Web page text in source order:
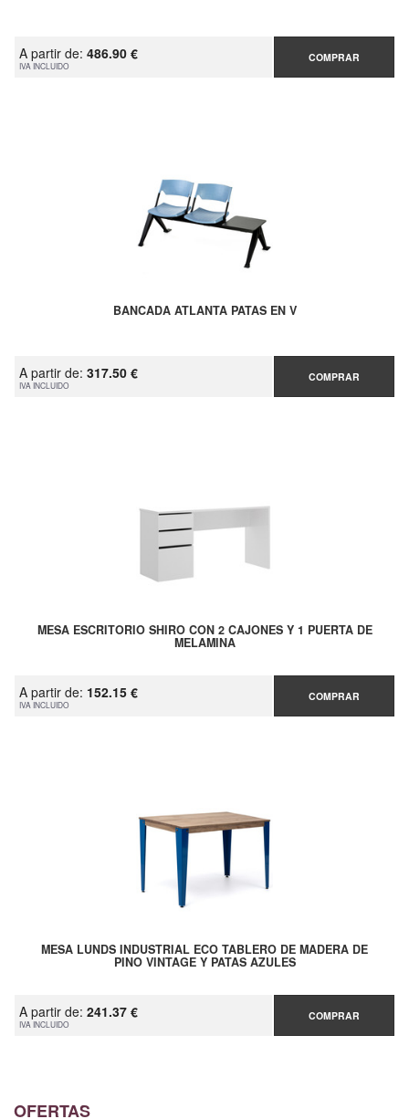
A partir de: 486.90 €
IVA INCLUIDO
COMPRAR
BANCADA ATLANTA PATAS EN V
A partir de: 317.50 €
IVA INCLUIDO
COMPRAR
MESA ESCRITORIO SHIRO CON 2 CAJONES Y 1 PUERTA DE
MELAMINA
A partir de: 152.15 €
IVA INCLUIDO
COMPRAR
MESA LUNDS INDUSTRIAL ECO TABLERO DE MADERA DE
PINO VINTAGE Y PATAS AZULES
A partir de: 241.37 €
IVA INCLUIDO
COMPRAR
OFERTAS